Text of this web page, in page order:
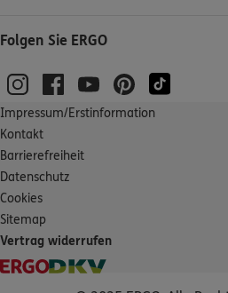
Folgen Sie ERGO
Impressum/Erstinformation
Kontakt
Barrierefreiheit
Datenschutz
Cookies
Sitemap
Vertrag widerrufen